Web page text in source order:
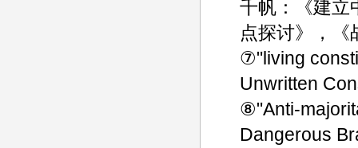
千帆：《建
点探讨》，
⑦"living
Unwritten
⑧"Anti-
Dangerous